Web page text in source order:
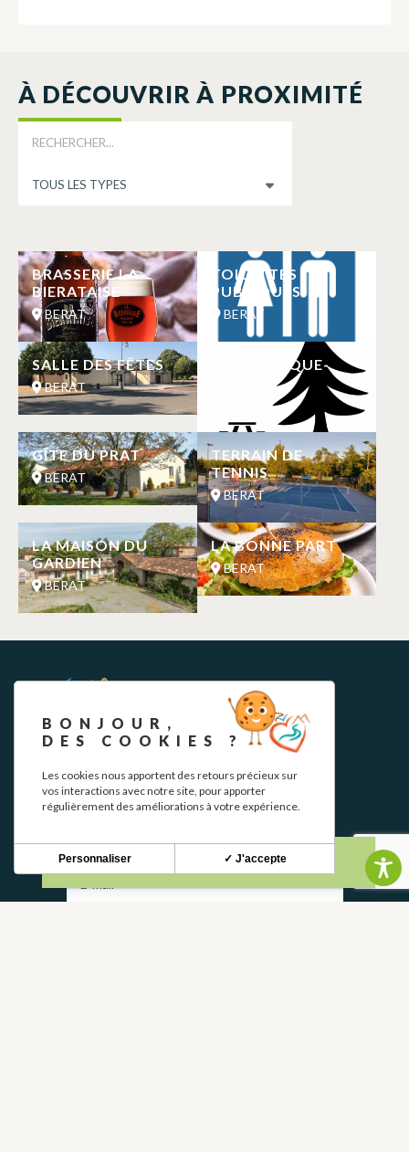
À DÉCOUVRIR À PROXIMITÉ
BRASSERIE LA
BIERATAISE
BERAT
TOILETTES
PUBLIQUES
BERAT
SALLE DES FÊTES
BERAT
AIRE DE PIQUE-
GÎTE DU PRAT
BERAT
TERRAIN DE
TENNIS
BERAT
LA MAISON DU
GARDIEN
BERAT
LA BONNE PART
BERAT
NEWSLETTER
BONJOUR,
DES COOKIES ?
Les cookies nous apportent des retours précieux sur
vos interactions avec notre site, pour apporter
régulièrement des améliorations à votre expérience.
✓ J'accepte
Personnaliser